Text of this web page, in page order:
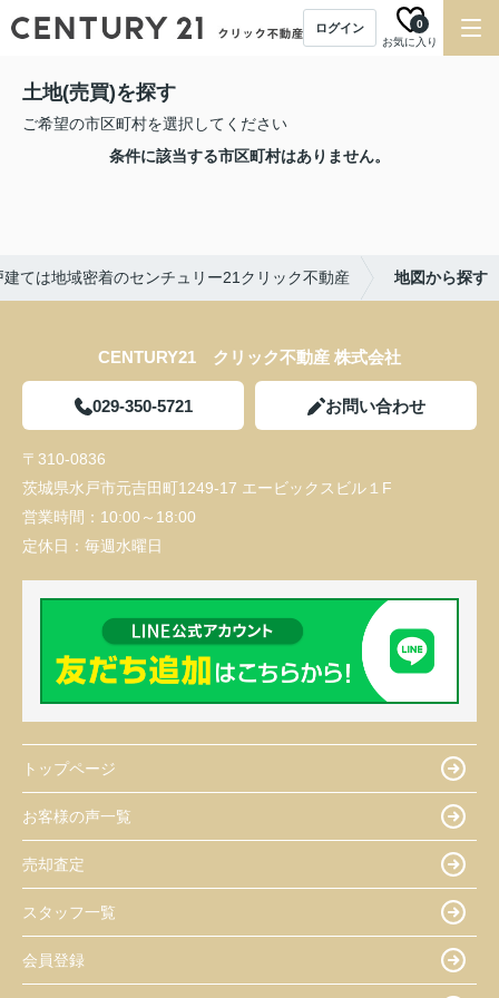
ログイン
お気に入り
0
土地(売買)を探す
ご希望の市区町村を選択してください
条件に該当する市区町村はありません。
ては地域密着のセンチュリー21クリック不動産 地図から探す
CENTURY21 クリック不動産 株式会社
029-350-5721 お問い合わせ
〒310-0836
茨城県水戸市元吉田町1249-17 エービックスビル１F
営業時間： 10:00～18:00
定休日： 毎週水曜日
トップページ
お客様の声一覧
売却査定
スタッフ一覧
会員登録